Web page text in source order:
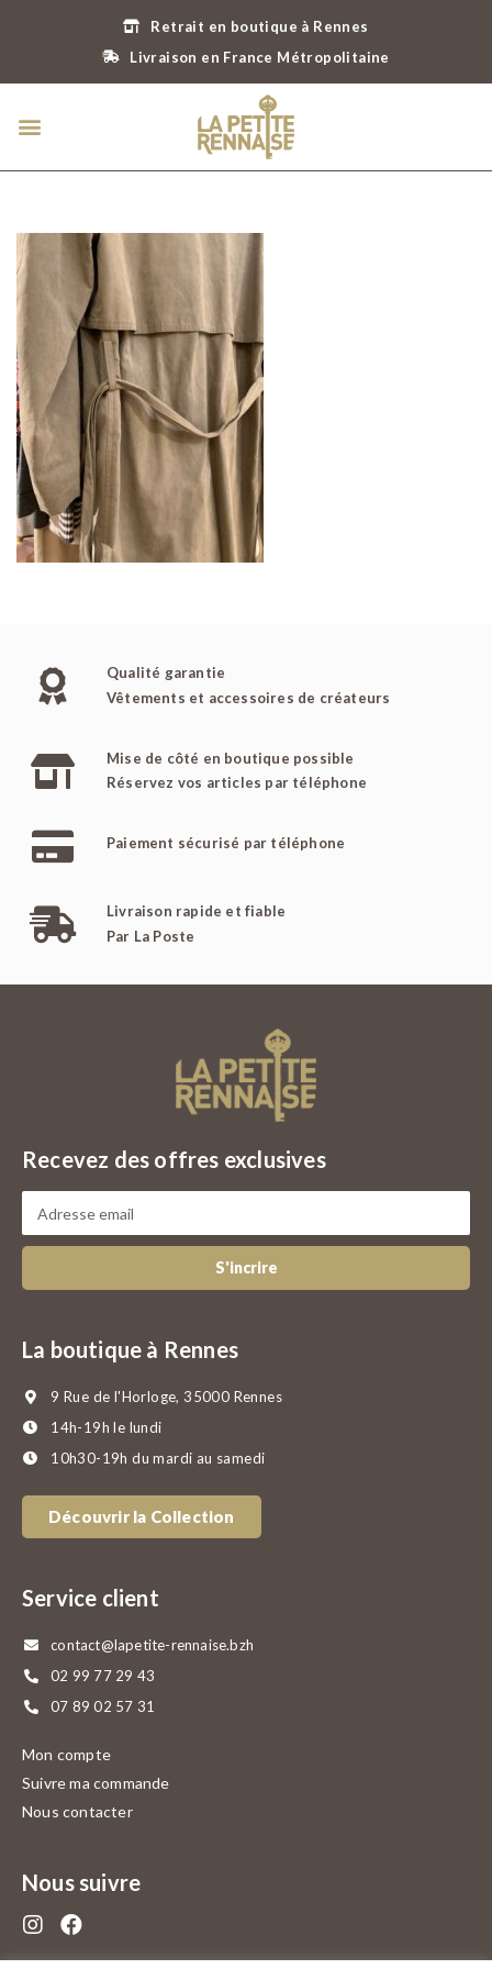
Retrait en boutique à Rennes
Livraison en France Métropolitaine
Qualité garantie
Vêtements et accessoires de créateurs
Mise de côté en boutique possible
Réservez vos articles par téléphone
Paiement sécurisé par téléphone
Livraison rapide et fiable
Par La Poste
Recevez des offres exclusives
S'incrire
La boutique à Rennes
9 Rue de l'Horloge, 35000 Rennes
14h-19h le lundi
10h30-19h du mardi au samedi
Découvrir la Collection
Service client
contact@lapetite-rennaise.bzh
02 99 77 29 43
07 89 02 57 31
Mon compte
Suivre ma commande
Nous contacter
Nous suivre